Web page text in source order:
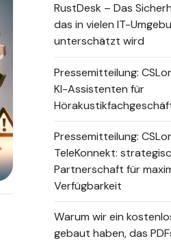
RustDesk – Das
das in vielen IT-
unterschätzt wird
Pressemitteilung:
KI-Assistenten für
Pressemitteilung:
TeleKonnekt:
Partnerschaft für
Verfügbarkeit
Warum wir ein
gebaut haben, das